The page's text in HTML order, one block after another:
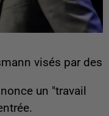
visés par des
un "travail